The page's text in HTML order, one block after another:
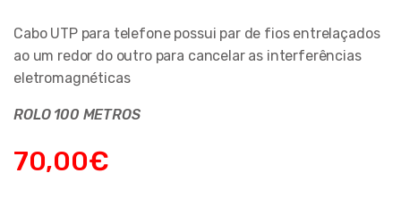
Cabo UTP para telefone possui par de fios entrelaçados
ao um redor do outro para cancelar as interferências
eletromagnéticas
ROLO 100 METROS
70,00€